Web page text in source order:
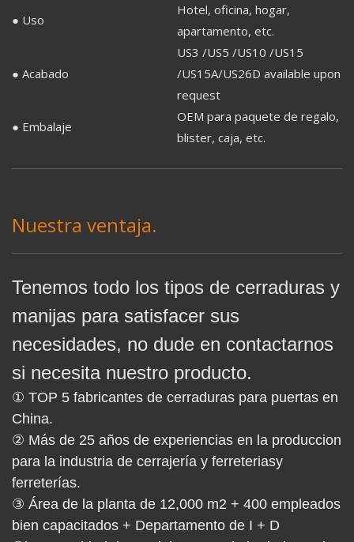
● Uso
Hotel, oficina, hogar,
apartamento, etc.
● Acabado
US3 /US5 /US10 /US15
/US15A/US26D available upon
request
● Embalaje
OEM para paquete de regalo,
blister, caja, etc.
Nuestra ventaja.
Tenemos todo los tipos de cerraduras y
manijas para satisfacer sus
necesidades, no dude en contactarnos
si necesita nuestro producto.
① TOP 5 fabricantes de cerraduras para puertas en
China.
② Más de 25 años de experiencias en la produccion
para la industria de cerrajería y ferreteriasy
ferreterías.
③ Área de la planta de 12,000 m2 + 400 empleados
bien capacitados + Departamento de I + D